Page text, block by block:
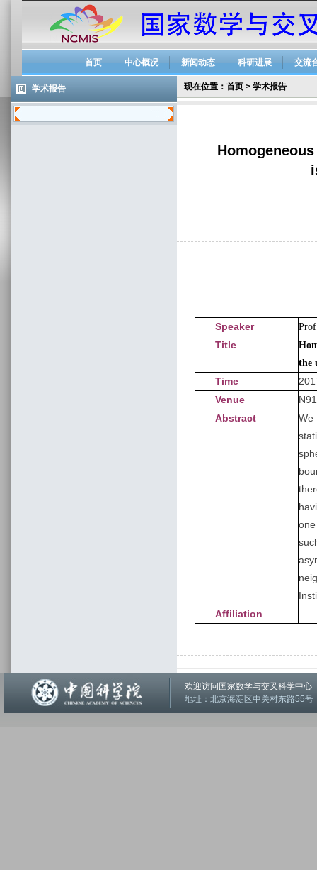
首页 中心概况 新闻动态 科研进展 交流
学术报告 现在位置： 首页 > 学术报告
Speaker
Title
the
Time
Venue
Abstract
We
Affiliation
欢迎访问国家数学与交叉科学中
地址：北京海淀区中关村东路55